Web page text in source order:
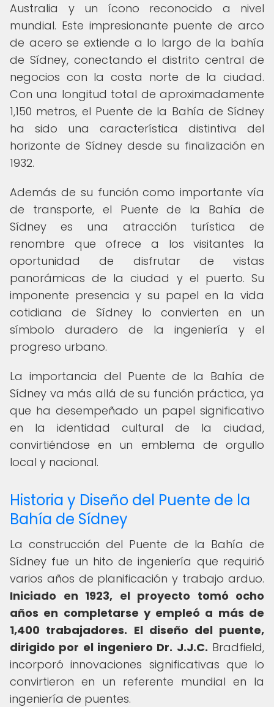
Australia y un ícono reconocido a nivel
mundial. Este impresionante puente de arco
de acero se extiende a lo largo de la bahía
de Sídney, conectando el distrito central de
negocios con la costa norte de la ciudad.
Con una longitud total de aproximadamente
1,150 metros, el Puente de la Bahía de Sídney
ha sido una característica distintiva del
horizonte de Sídney desde su finalización en
1932.
Además de su función como importante vía
de transporte, el Puente de la Bahía de
Sídney es una atracción turística de
renombre que ofrece a los visitantes la
oportunidad de disfrutar de vistas
panorámicas de la ciudad y el puerto. Su
imponente presencia y su papel en la vida
cotidiana de Sídney lo convierten en un
símbolo duradero de la ingeniería y el
progreso urbano.
La importancia del Puente de la Bahía de
Sídney va más allá de su función práctica, ya
que ha desempeñado un papel significativo
en la identidad cultural de la ciudad,
convirtiéndose en un emblema de orgullo
local y nacional.
Historia y Diseño del Puente de la
Bahía de Sídney
La construcción del Puente de la Bahía de
Sídney fue un hito de ingeniería que requirió
varios años de planificación y trabajo arduo.
Iniciado en 1923, el proyecto tomó ocho
años en completarse y empleó a más de
1,400 trabajadores. El diseño del puente,
dirigido por el ingeniero Dr. J.J.C. Bradfield,
incorporó innovaciones significativas que lo
convirtieron en un referente mundial en la
ingeniería de puentes.